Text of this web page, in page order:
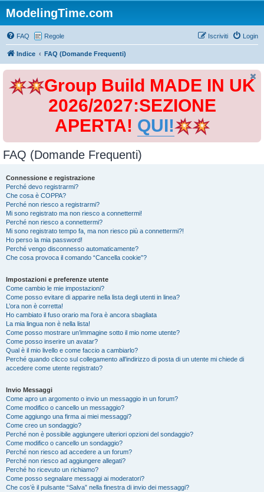
ModelingTime.com
FAQ Regole Login
Iscriviti
Indice FAQ (Domande Frequenti)
Group Build MADE IN UK
2026/2027:SEZIONE
APERTA! QUI!
FAQ (Domande Frequenti)
Connessione e registrazione
Perché devo registrarmi?
Che cosa è COPPA?
Perché non riesco a registrarmi?
Mi sono registrato ma non riesco a connettermi!
Perché non riesco a connettermi?
Mi sono registrato tempo fa, ma non riesco più a connettermi?!
Ho perso la mia password!
Perché vengo disconnesso automaticamente?
Che cosa provoca il comando “Cancella cookie”?
Impostazioni e preferenze utente
Come cambio le mie impostazioni?
Come posso evitare di apparire nella lista degli utenti in linea?
L’ora non è corretta!
Ho cambiato il fuso orario ma l’ora è ancora sbagliata
La mia lingua non è nella lista!
Come posso mostrare un’immagine sotto il mio nome utente?
Come posso inserire un avatar?
Qual è il mio livello e come faccio a cambiarlo?
Perché quando clicco sul collegamento all’indirizzo di posta di un utente mi chiede di
accedere come utente registrato?
Invio Messaggi
Come apro un argomento o invio un messaggio in un forum?
Come modifico o cancello un messaggio?
Come aggiungo una firma ai miei messaggi?
Come creo un sondaggio?
Perché non è possibile aggiungere ulteriori opzioni del sondaggio?
Come modifico o cancello un sondaggio?
Perché non riesco ad accedere a un forum?
Perché non riesco ad aggiungere allegati?
Perché ho ricevuto un richiamo?
Come posso segnalare messaggi ai moderatori?
Che cos’è il pulsante “Salva” nella finestra di invio dei messaggi?